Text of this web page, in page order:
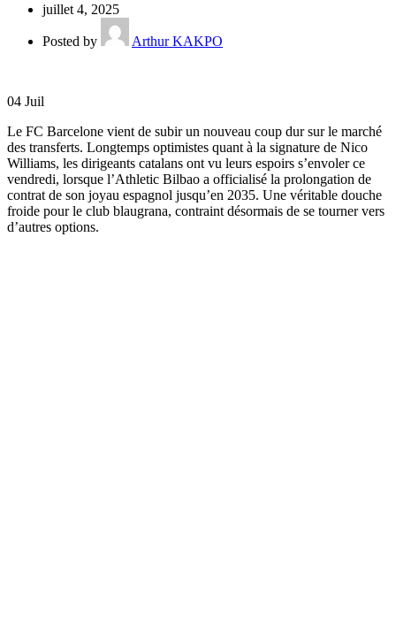
juillet 4, 2025
Posted by Arthur KAKPO
04 Juil
Le FC Barcelone vient de subir un nouveau coup dur sur le marché
des transferts. Longtemps optimistes quant à la signature de Nico
Williams, les dirigeants catalans ont vu leurs espoirs s’envoler ce
vendredi, lorsque l’Athletic Bilbao a officialisé la prolongation de
contrat de son joyau espagnol jusqu’en 2035. Une véritable douche
froide pour le club blaugrana, contraint désormais de se tourner vers
d’autres options.